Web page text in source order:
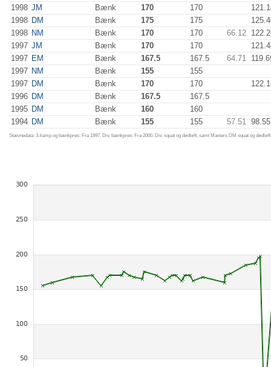
1998 JM Bænk 170 170
1998 DM Bænk 175 175
1998 NM Bænk 170 170 66.12
1997 JM Bænk 170 170
1997 EM Bænk 167.5 167.5 64.71
1997 NM Bænk 155
155
1997 DM Bænk 170 170
1996 DM Bænk 167.5
167.5
1995 DM Bænk 160
160
1994 DM Bænk 155 155 57.51 98.55
Stævnedata: 3-kamp og bænkpres: Fra 1997. Div. bænkpres: Fra 2000. Div. squat og dødløft, samt Masters DM squat og